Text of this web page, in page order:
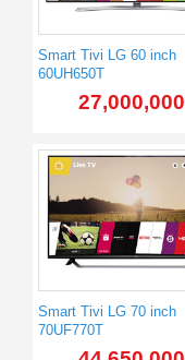
Smart Tivi LG 60 inch
60UH650T
27,000,000
Smart Tivi LG 70 inch
70UF770T